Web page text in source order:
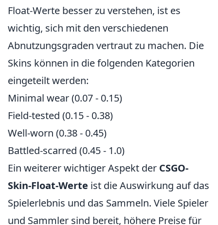
Float-Werte besser zu verstehen, ist es
wichtig, sich mit den verschiedenen
Abnutzungsgraden vertraut zu machen. Die
Skins können in die folgenden Kategorien
eingeteilt werden:
Minimal wear (0.07 - 0.15)
Field-tested (0.15 - 0.38)
Well-worn (0.38 - 0.45)
Battled-scarred (0.45 - 1.0)
Ein weiterer wichtiger Aspekt der CSGO-
Skin-Float-Werte ist die Auswirkung auf das
Spielerlebnis und das Sammeln. Viele Spieler
und Sammler sind bereit, höhere Preise für